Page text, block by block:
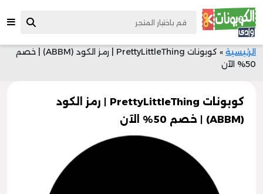
الرئيسية »
كوبونات PrettyLittleThing | رمز الكود (ABBM) | خصم
50% الآن
كوبونات PrettyLittleThing | رمز الكود
(ABBM) | خصم 50% الآن